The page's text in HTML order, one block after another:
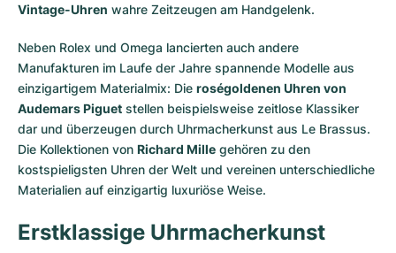
Vintage-Uhren wahre Zeitzeugen am Handgelenk.
Neben Rolex und Omega lancierten auch andere
Manufakturen im Laufe der Jahre spannende Modelle aus
einzigartigem Materialmix: Die roségoldenen Uhren von
Audemars Piguet stellen beispielsweise zeitlose Klassiker
dar und überzeugen durch Uhrmacherkunst aus Le Brassus.
Die Kollektionen von Richard Mille gehören zu den
kostspieligsten Uhren der Welt und vereinen unterschiedliche
Materialien auf einzigartig luxuriöse Weise.
Erstklassige Uhrmacherkunst